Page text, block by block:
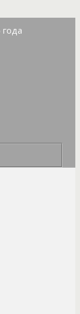
года